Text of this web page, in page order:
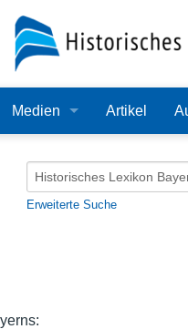
Medien
Audio
Alle Dateien
Artikel
Erweiterte Suche